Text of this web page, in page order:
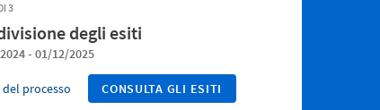
3
degli esiti
- 01/12/2025
del processo CONSULTA GLI ESITI